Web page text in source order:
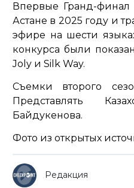
Впервые Гранд-
Астане в 2025 году и
эфире на шести
конкурса были
Joly и Silk Way.
Съемки второго
Представлять
Байдукенова.
Фото из открытых
Редакция